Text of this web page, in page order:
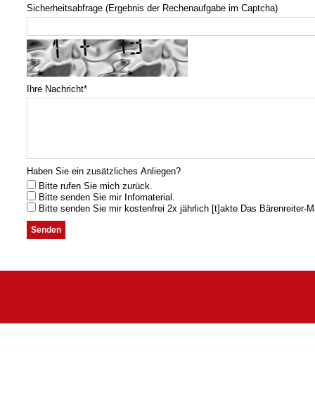
Sicherheitsabfrage (Ergebnis der Rechenaufgabe im Captcha)
Ihre Nachricht*
Haben Sie ein zusätzliches Anliegen?
Bitte rufen Sie mich zurück.
Bitte senden Sie mir Infomaterial.
Bitte senden Sie mir kostenfrei 2x jährlich [t]akte Das Bärenreiter-